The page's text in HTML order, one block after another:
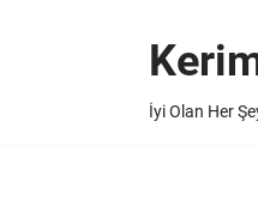
İyi Olan Her